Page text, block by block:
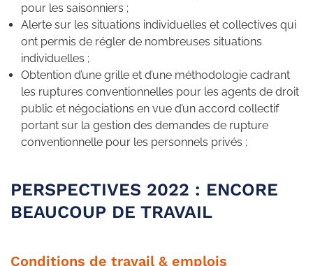
pour les saisonniers ;
Alerte sur les situations individuelles et collectives qui
ont permis de régler de nombreuses situations
individuelles ;
Obtention d’une grille et d’une méthodologie cadrant
les ruptures conventionnelles pour les agents de droit
public et négociations en vue d’un accord collectif
portant sur la gestion des demandes de rupture
conventionnelle pour les personnels privés ;
PERSPECTIVES 2022 : ENCORE
BEAUCOUP DE TRAVAIL
Conditions de travail & emplois